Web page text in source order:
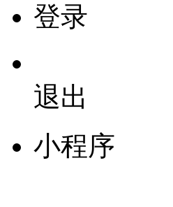
登录
退出
小程序